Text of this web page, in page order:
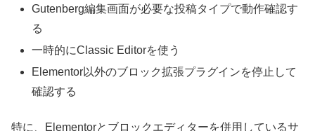
Gutenberg編集画面が必要な投稿タイプで動作確認す
る
一時的にClassic Editorを使う
Elementor以外のブロック拡張プラグインを停止して
確認する
特に、Elementorとブロックエディターを併用しているサ